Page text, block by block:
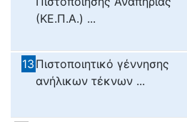
(ΚΕ.Π.Α.) ...
13 Πιστοποιητικό γέννησης
ανήλικων τέκνων ...